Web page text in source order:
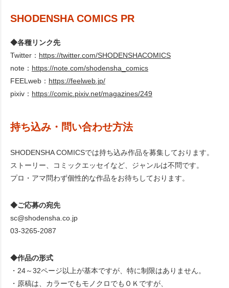
SHODENSHA COMICS PR
◆各種リンク先
Twitter： https://twitter.com/SHODENSHACOMICS
note： https://note.com/shodensha_comics
FEELweb： https://feelweb.jp/
pixiv： https://comic.pixiv.net/magazines/249
持ち込み・問い合わせ方法
SHODENSHA COMICSでは持ち込み作品を募集しております。
ストーリー、コミックエッセイなど、ジャンルは不問です。
プロ・アマ問わず個性的な作品をお待ちしております。
◆ご応募の宛先
sc@shodensha.co.jp
03-3265-2087
◆作品の形式
・24～32ページ以上が基本ですが、特に制限はありません。
・原稿は、カラーでもモノクロでもＯＫですが、